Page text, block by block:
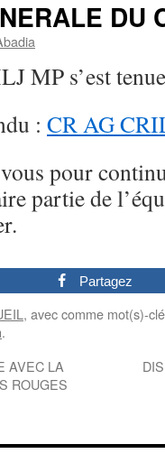
DU
MP s’est
: CR AG
pour
partie de
Partagez
, avec comme mot(s)-
.
AVEC LA
ROUGES